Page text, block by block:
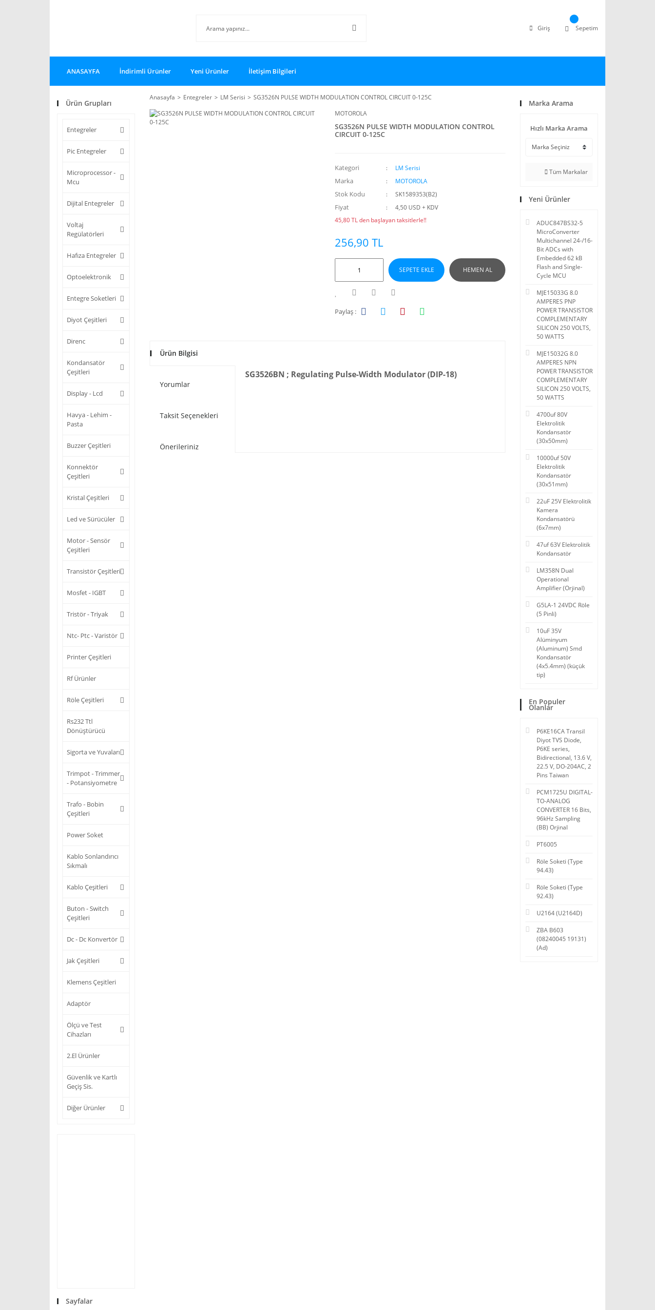
Giriş Sepetim
ANASAYFA İndirimli Ürünler Yeni Ürünler İletişim Bilgileri
Ürün Grupları
Entegreler
Pic Entegreler
Microprocessor -
Mcu
Dijital Entegreler
Voltaj
Regülatörleri
Hafıza Entegreler
Optoelektronik
Entegre Soketleri
Diyot Çeşitleri
Direnc
Kondansatör
Çeşitleri
Display - Lcd
Havya - Lehim -
Pasta
Buzzer Çeşitleri
Konnektör
Çeşitleri
Kristal Çeşitleri
Led ve Sürücüler
Motor - Sensör
Çeşitleri
Transistör Çeşitleri
Mosfet - IGBT
Tristör - Triyak
Ntc- Ptc - Varistör
Printer Çeşitleri
Rf Ürünler
Röle Çeşitleri
Rs232 Ttl
Dönüştürücü
Sigorta ve Yuvaları
Trimpot - Trimmer
- Potansiyometre
Trafo - Bobin
Çeşitleri
Power Soket
Kablo Sonlandırıcı
Sıkmalı
Kablo Çeşitleri
Buton - Switch
Çeşitleri
Dc - Dc Konvertör
Jak Çeşitleri
Klemens Çeşitleri
Adaptör
Ölçü ve Test
Cihazları
2.El Ürünler
Güvenlik ve Kartlı
Geçiş Sis.
Diğer Ürünler
Sayfalar
Anasayfa Entegreler LM Serisi
SG3526N PULSE WIDTH MODULATION CONTROL CIRCUIT 0-125C
MOTOROLA
SG3526N PULSE WIDTH MODULATION CONTROL
CIRCUIT 0-125C
Kategori LM Serisi
Marka MOTOROLA
Stok Kodu SK1589353(B2)
Fiyat
4,50 USD + KDV
45,80 TL den başlayan taksitlerle!!
256,90 TL
SEPETE EKLE HEMEN AL
Paylaş :
Ürün Bilgisi
Yorumlar
Taksit Seçenekleri
Önerileriniz
SG3526BN ; Regulating Pulse-Width Modulator (DIP-18)
Marka Arama
Hızlı Marka Arama
Tüm Markalar
Yeni Ürünler
ADUC847BS32-5
MicroConverter
Multichannel 24-/16-
Bit ADCs with
Embedded 62 kB
Flash and Single-
Cycle MCU
MJE15033G 8.0
AMPERES PNP
POWER TRANSISTOR
COMPLEMENTARY
SILICON 250 VOLTS,
50 WATTS
MJE15032G 8.0
AMPERES NPN
POWER TRANSISTOR
COMPLEMENTARY
SILICON 250 VOLTS,
50 WATTS
4700uf 80V
Elektrolitik
Kondansatör
(30x50mm)
10000uf 50V
Elektrolitik
Kondansatör
(30x51mm)
22uF 25V Elektrolitik
Kamera
Kondansatörü
(6x7mm)
47uf 63V Elektrolitik
Kondansatör
LM358N Dual
Operational
Amplifier (Orjinal)
G5LA-1 24VDC Röle
(5 Pinli)
10uF 35V
Alüminyum
(Aluminum) Smd
Kondansatör
(4x5.4mm) (küçük
tip)
En Populer
Olanlar
P6KE16CA Transil
Diyot TVS Diode,
P6KE series,
Bidirectional, 13.6 V,
22.5 V, DO-204AC, 2
Pins Taiwan
PCM1725U DIGITAL-
TO-ANALOG
CONVERTER 16 Bits,
96kHz Sampling
(BB) Orjinal
PT6005
Röle Soketi (Type
94.43)
Röle Soketi (Type
92.43)
U2164 (U2164D)
ZBA B603
(08240045 19131)
(Ad)